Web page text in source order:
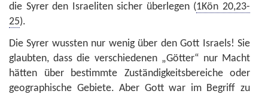
die Syrer den Israeliten sicher überlegen (1Kön 20,23-
25).
Die Syrer wussten nur wenig über den Gott Israels! Sie
glaubten, dass die verschiedenen „Götter“ nur Macht
hätten über bestimmte Zuständigkeitsbereiche oder
geographische Gebiete. Aber Gott war im Begriff zu